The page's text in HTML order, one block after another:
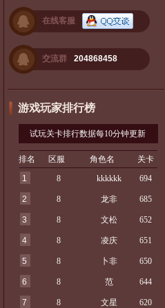
在线客服
交流群 204868458
游戏玩家排行榜
试玩关卡排行数据每10分钟更新
排名 区服 角色名
关卡
1
8 kkkkkk 694
2 8 龙非 685
3 8 文松 652
4 8 凌庆 651
5 8 卜非 650
6 8 范 644
7 8 文星 620